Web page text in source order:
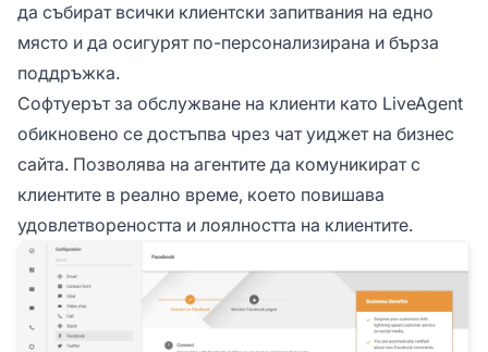
да събират всички клиентски запитвания на едно
място и да осигурят по-персонализирана и бърза
поддръжка.
Софтуерът за обслужване на клиенти като LiveAgent
обикновено се достъпва чрез чат уиджет на бизнес
сайта. Позволява на агентите да комуникират с
клиентите в реално време, което повишава
удовлетвореността и лоялността на клиентите.